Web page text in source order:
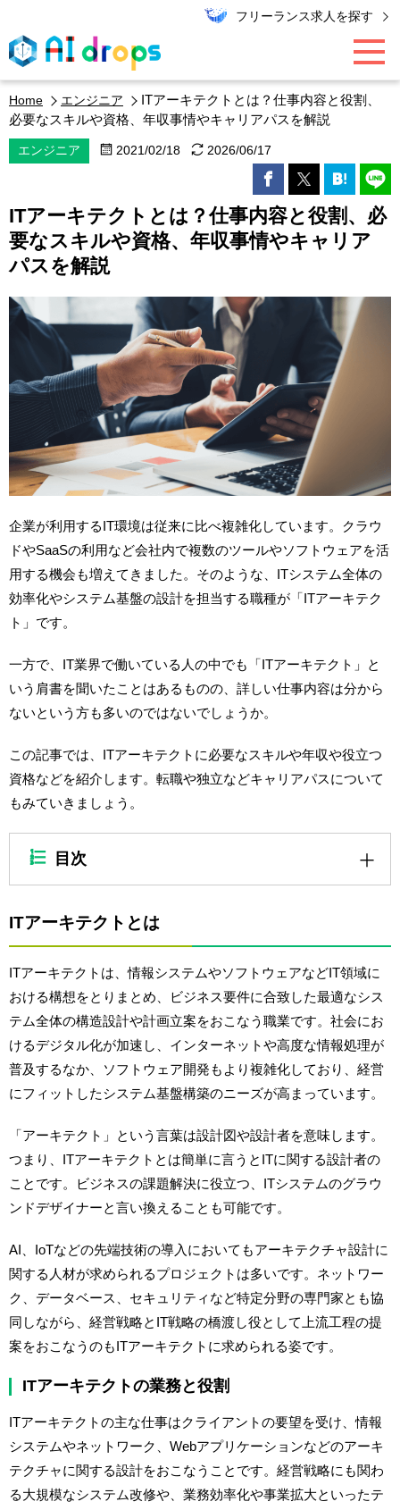
フリーランス求人を探す
AI / データ領域
エンジニア
エキスパート・コラム
Home エンジニア
ITアーキテクトとは？仕事内容と役割、
必要なスキルや資格、年収事情やキャリアパスを解説
エンジニア 2021/02/18 2026/06/17
ITアーキテクトとは？仕事内容と役割、必
要なスキルや資格、年収事情やキャリア
パスを解説
企業が利用するIT環境は従来に比べ複雑化しています。クラウ
ドやSaaSの利用など会社内で複数のツールやソフトウェアを活
用する機会も増えてきました。そのような、ITシステム全体の
効率化やシステム基盤の設計を担当する職種が「ITアーキテク
ト」です。
一方で、IT業界で働いている人の中でも「ITアーキテクト」と
いう肩書を聞いたことはあるものの、詳しい仕事内容は分から
ないという方も多いのではないでしょうか。
この記事では、ITアーキテクトに必要なスキルや年収や役立つ
資格などを紹介します。転職や独立などキャリアパスについて
もみていきましょう。
目次
ITアーキテクトとは
ITアーキテクトは、情報システムやソフトウェアなどIT領域に
おける構想をとりまとめ、ビジネス要件に合致した最適なシス
テム全体の構造設計や計画立案をおこなう職業です。社会にお
けるデジタル化が加速し、インターネットや高度な情報処理が
普及するなか、ソフトウェア開発もより複雑化しており、経営
にフィットしたシステム基盤構築のニーズが高まっています。
「アーキテクト」という言葉は設計図や設計者を意味します。
つまり、ITアーキテクトとは簡単に言うとITに関する設計者の
ことです。ビジネスの課題解決に役立つ、ITシステムのグラウ
ンドデザイナーと言い換えることも可能です。
AI、IoTなどの先端技術の導入においてもアーキテクチャ設計に
関する人材が求められるプロジェクトは多いです。ネットワー
ク、データベース、セキュリティなど特定分野の専門家とも協
同しながら、経営戦略とIT戦略の橋渡し役として上流工程の提
案をおこなうのもITアーキテクトに求められる姿です。
ITアーキテクトの業務と役割
ITアーキテクトの主な仕事はクライアントの要望を受け、情報
システムやネットワーク、Webアプリケーションなどのアーキ
テクチャに関する設計をおこなうことです。経営戦略にも関わ
る大規模なシステム改修や、業務効率化や事業拡大といったテ